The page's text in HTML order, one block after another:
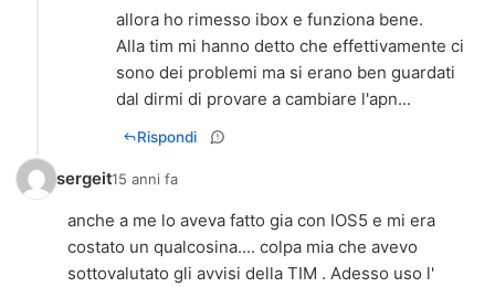
allora ho rimesso ibox e funziona bene.
Alla tim mi hanno detto che effettivamente ci
sono dei problemi ma si erano ben guardati
dal dirmi di provare a cambiare l'apn...
Rispondi
sergeit15 anni fa
anche a me lo aveva fatto gia con IOS5 e mi era
costato un qualcosina.... colpa mia che avevo
sottovalutato gli avvisi della TIM . Adesso uso l'